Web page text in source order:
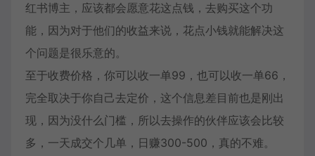
红书博主，应该都会愿意花这点钱，去购买这个功
能，因为对于他们的收益来说，花点小钱就能解决这
个问题是很乐意的。
至于收费价格，你可以收一单99，也可以收一单66，
完全取决于你自己去定价，这个信息差目前也是刚出
现，因为没什么门槛，所以去操作的伙伴应该会比较
多，一天成交个几单，日赚300-500，真的不难。